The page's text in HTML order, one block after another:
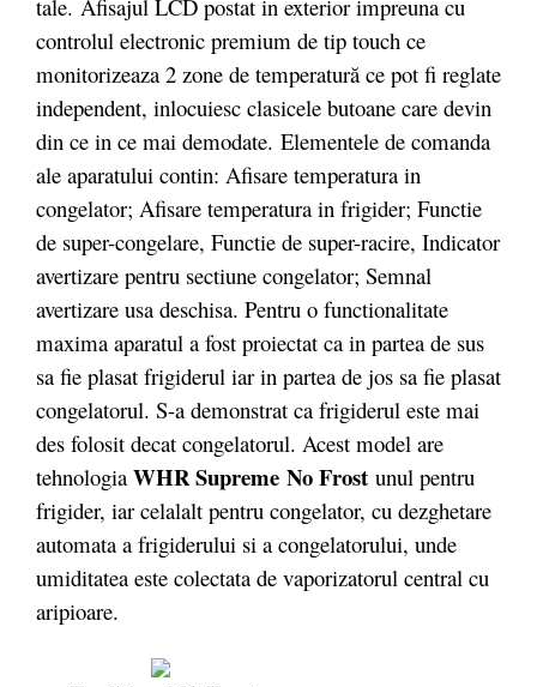
tale. Afisajul LCD postat in exterior impreuna cu
controlul electronic premium de tip touch ce
monitorizeaza 2 zone de temperatură ce pot fi reglate
independent, inlocuiesc clasicele butoane care devin
din ce in ce mai demodate. Elementele de comanda
ale aparatului contin: Afisare temperatura in
congelator; Afisare temperatura in frigider; Functie
de super-congelare, Functie de super-racire, Indicator
avertizare pentru sectiune congelator; Semnal
avertizare usa deschisa. Pentru o functionalitate
maxima aparatul a fost proiectat ca in partea de sus
sa fie plasat frigiderul iar in partea de jos sa fie plasat
congelatorul. S-a demonstrat ca frigiderul este mai
des folosit decat congelatorul. Acest model are
tehnologia WHR Supreme No Frost unul pentru
frigider, iar celalalt pentru congelator, cu dezghetare
automata a frigiderului si a congelatorului, unde
umiditatea este colectata de vaporizatorul central cu
aripioare.